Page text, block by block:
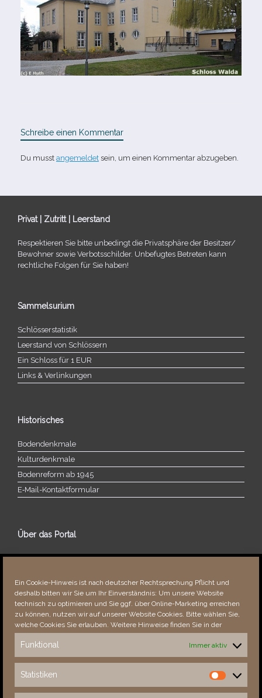
Ein Cookie-Hinweis ist nach deutscher Rechtsprechung Pflicht und
deshalb bitten wir Sie um Ihr Einverständnis: Um unsere Website
technisch zu optimieren und Sie ggf. über Online-Marketing erreichen
zu können, nutzen wir auf unserer Website Cookies. Bitte wählen Sie,
welche Cookies Sie erlauben. Weitere Hinweise finden Sie in der
Funktional Immer aktiv
Statistiken
Statistiken
Schreibe einen Kommentar
Du musst angemeldet sein, um einen Kommentar abzugeben.
Privat | Zutritt | Leerstand
Respektieren Sie bitte unbe­dingt die Privatsphäre der Besitzer/​
Bewohner sowie Verbotsschilder. Unbefugtes Betreten kann
recht­li­che Folgen für Sie haben!
Sammelsurium
Schlösserstatistik
Leerstand von Schlössern
Ein Schloss für 1 EUR
Links & Verlinkungen
Historisches
Bodendenkmale
Kulturdenkmale
Bodenreform ab 1945
E‑Mail-​​Kontaktformular
Über das Portal
Über dieses Portal
Fehler bemerkt?
Besucher seit 08/​2021